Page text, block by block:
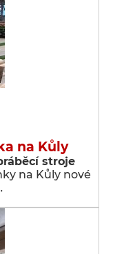
na Kůly
stroje
na Kůly nové